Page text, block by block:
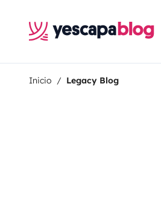
Inicio Legacy Blog